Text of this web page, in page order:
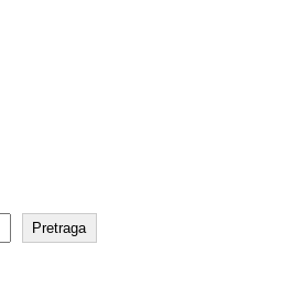
Pretraga